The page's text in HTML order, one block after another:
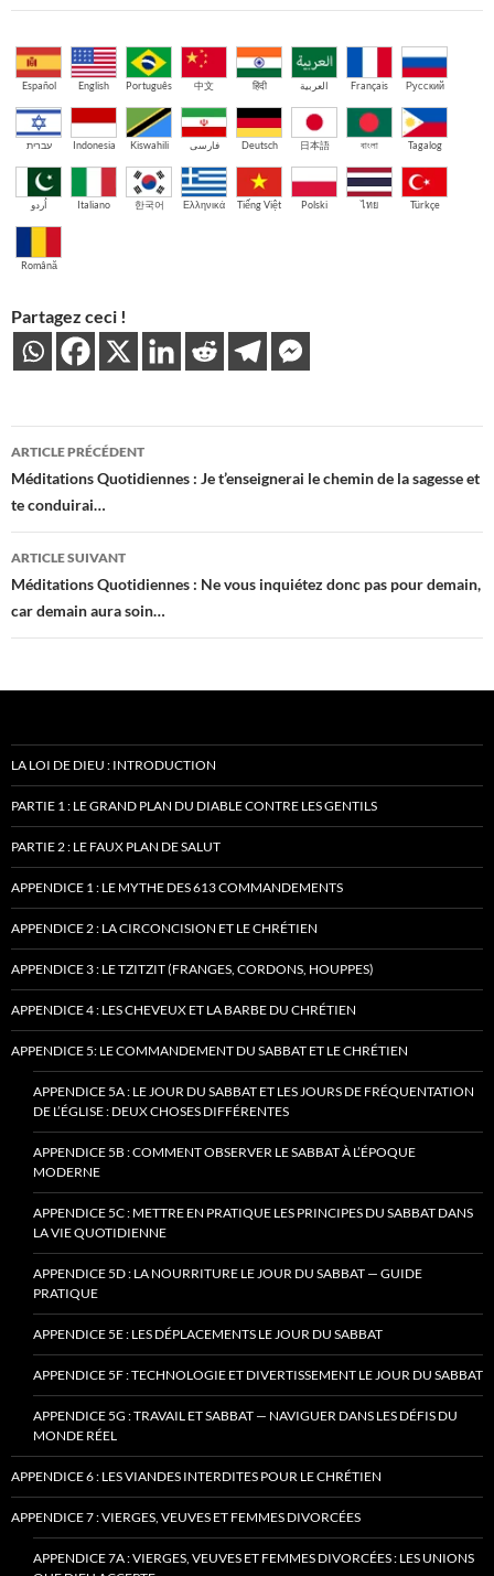
Español English Português 中文 हिंदी العربية Français Русский
עברית Indonesia Kiswahili فارسی Deutsch 日本語 বাংলা Tagalog
اُردو Italiano 한국어 Ελληνικά Tiếng Việt Polski ไทย Türkçe
Română
Partagez ceci !
Navigation
des
articles
ARTICLE PRÉCÉDENT
Méditations Quotidiennes : Je t’enseignerai le chemin de la sagesse et
te conduirai…
ARTICLE SUIVANT
Méditations Quotidiennes : Ne vous inquiétez donc pas pour demain,
car demain aura soin…
LA LOI DE DIEU : INTRODUCTION
PARTIE 1 : LE GRAND PLAN DU DIABLE CONTRE LES GENTILS
PARTIE 2 : LE FAUX PLAN DE SALUT
APPENDICE 1 : LE MYTHE DES 613 COMMANDEMENTS
APPENDICE 2 : LA CIRCONCISION ET LE CHRÉTIEN
APPENDICE 3 : LE TZITZIT (FRANGES, CORDONS, HOUPPES)
APPENDICE 4 : LES CHEVEUX ET LA BARBE DU CHRÉTIEN
APPENDICE 5: LE COMMANDEMENT DU SABBAT ET LE CHRÉTIEN
APPENDICE 5A : LE JOUR DU SABBAT ET LES JOURS DE FRÉQUENTATION
DE L’ÉGLISE : DEUX CHOSES DIFFÉRENTES
APPENDICE 5B : COMMENT OBSERVER LE SABBAT À L’ÉPOQUE
MODERNE
APPENDICE 5C : METTRE EN PRATIQUE LES PRINCIPES DU SABBAT DANS
LA VIE QUOTIDIENNE
APPENDICE 5D : LA NOURRITURE LE JOUR DU SABBAT — GUIDE
PRATIQUE
APPENDICE 5E : LES DÉPLACEMENTS LE JOUR DU SABBAT
APPENDICE 5F : TECHNOLOGIE ET DIVERTISSEMENT LE JOUR DU SABBAT
APPENDICE 5G : TRAVAIL ET SABBAT — NAVIGUER DANS LES DÉFIS DU
MONDE RÉEL
APPENDICE 6 : LES VIANDES INTERDITES POUR LE CHRÉTIEN
APPENDICE 7 : VIERGES, VEUVES ET FEMMES DIVORCÉES
APPENDICE 7A : VIERGES, VEUVES ET FEMMES DIVORCÉES : LES UNIONS